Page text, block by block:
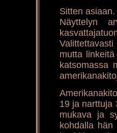
Sitten asiaan.
Näyttelyn
mutta
katsomassa
19 ja narttuja
mukava ja
kohdalla